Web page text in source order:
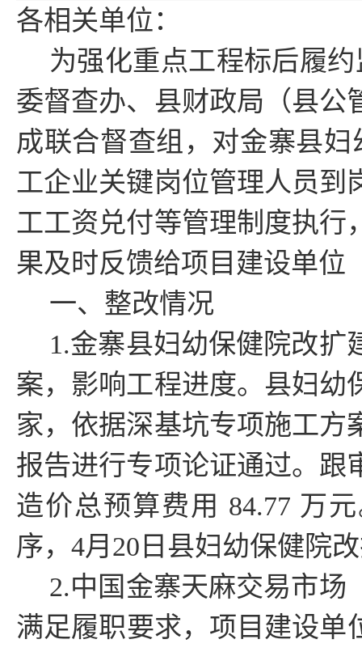
各相关单位：
为强化重点工程标后履
委督查办、县财政局（县公
成联合督查组，对金寨县
工企业关键岗位管理人员到
工工资兑付等管理制度执行
果及时反馈给项目建设单位
一、整改情况
1.金寨县妇幼保健院改扩
案，影响工程进度。县妇幼
家，依据深基坑专项施工方
报告进行专项论证通过。跟
造价总预算费用 84.77 万
序， 4月 20 日县妇幼保健院
2.中国金寨天麻交易市场
满足履职要求，项目建设单